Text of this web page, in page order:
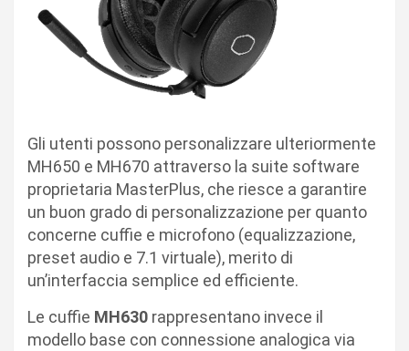
Gli utenti possono personalizzare ulteriormente
MH650 e MH670 attraverso la suite software
proprietaria MasterPlus, che riesce a garantire
un buon grado di personalizzazione per quanto
concerne cuffie e microfono (equalizzazione,
preset audio e 7.1 virtuale), merito di
un’interfaccia semplice ed efficiente.
Le cuffie MH630 rappresentano invece il
modello base con connessione analogica via